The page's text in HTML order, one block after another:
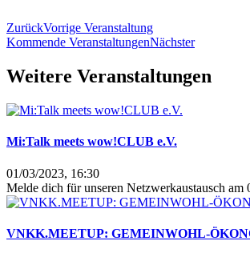
ZurückVorrige Veranstaltung
Kommende VeranstaltungenNächster
Weitere Veranstaltungen
Mi:Talk meets wow!CLUB e.V.
01/03/2023, 16:30
Melde dich für unseren Netzwerkaustausch am
VNKK.MEETUP: GEMEINWOHL-